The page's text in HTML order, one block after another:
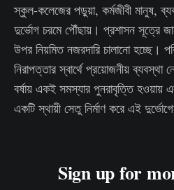
স্কুল-কলেজের পড়ুয়া, কর্মজীবী মানুষ,
দুর্ভোগ চরমে পৌঁছায়। প্রশাসন সূত্রে
উপর নিয়মিত নজরদারি চালানো হচ্ছে।
নিরাপত্তার স্বার্থে প্রয়োজনীয়
বর্ষায় একই সমস্যার পুনরাবৃত্তি হওয়ায়
একটি স্থায়ী সেতু নির্মাণ করে এই
Sign up for